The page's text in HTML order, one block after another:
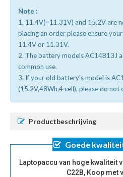
Note :
1. 11.4V(=11.31V) and 15.2V are
placing an order please ensure
11.4V or 11.31V.
2. The battery models AC14B13J
common use.
3. If your old battery's model is
(15.2V,48Wh,4 cell), please do not
Productbeschrijving
Goede
Laptopaccu van hoge kwaliteit
C22B, Koop met